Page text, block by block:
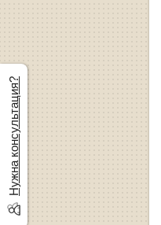
Нужна консультация?